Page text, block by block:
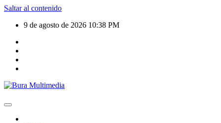
Saltar al contenido
9 de agosto de 2026 10:38 PM